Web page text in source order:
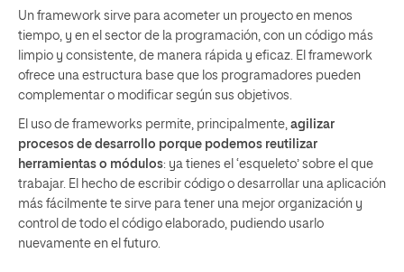
Un framework sirve para acometer un proyecto en menos
tiempo, y en el sector de la programación, con un código más
limpio y consistente, de manera rápida y eficaz. El framework
ofrece una estructura base que los programadores pueden
complementar o modificar según sus objetivos.
El uso de frameworks permite, principalmente, agilizar
procesos de desarrollo porque podemos reutilizar
herramientas o módulos: ya tienes el ‘esqueleto’ sobre el que
trabajar. El hecho de escribir código o desarrollar una aplicación
más fácilmente te sirve para tener una mejor organización y
control de todo el código elaborado, pudiendo usarlo
nuevamente en el futuro.